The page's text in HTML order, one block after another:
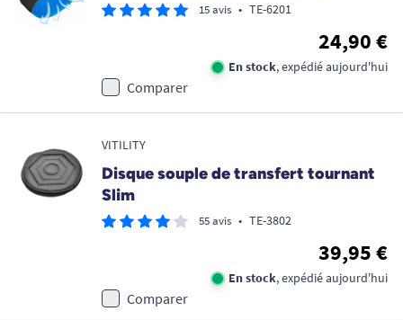
15 avis • TE-6201
24,90 €
En stock, expédié aujourd'hui
Comparer
VITILITY
Disque souple de transfert tournant
Slim
55 avis • TE-3802
39,95 €
En stock, expédié aujourd'hui
Comparer